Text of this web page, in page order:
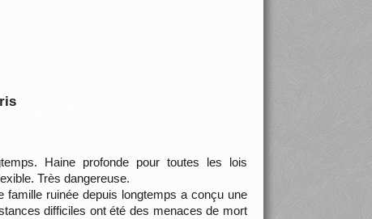
Haine profonde pour toutes les lois
Très dangereuse.
famille ruinée depuis longtemps a conçu une
difficiles ont été des menaces de mort